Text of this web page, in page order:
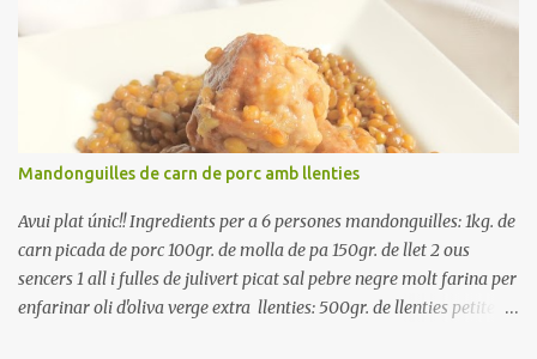
rodanxes. Una hora abans de portar a la taula, poseu els cigrons,
ben escorreguts, en un bol, amb la resta d'ingredients: les tomates,
el pebrot, la ceba, (escorreguda), les olives i la tonyina esmicolada.
Amaniu amb sal i oli... bon profit!!
Mandonguilles de carn de porc amb llenties
Avui plat únic!! Ingredients per a 6 persones mandonguilles: 1kg. de
carn picada de porc 100gr. de molla de pa 150gr. de llet 2 ous
sencers 1 all i fulles de julivert picat sal pebre negre molt farina per
enfarinar oli d'oliva verge extra llenties: 500gr. de llenties petites